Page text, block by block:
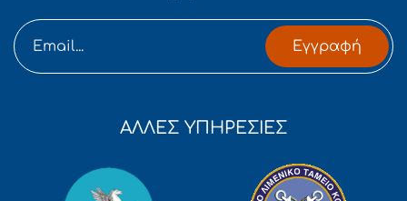
Εγγραφή
ΑΛΛΕΣ ΥΠΗΡΕΣΙΕΣ